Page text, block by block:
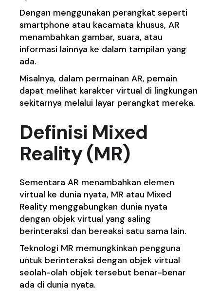
Dengan menggunakan perangkat seperti
smartphone atau kacamata khusus, AR
menambahkan gambar, suara, atau
informasi lainnya ke dalam tampilan yang
ada.
Misalnya, dalam permainan AR, pemain
dapat melihat karakter virtual di lingkungan
sekitarnya melalui layar perangkat mereka.
Definisi Mixed
Reality (MR)
Sementara AR menambahkan elemen
virtual ke dunia nyata, MR atau Mixed
Reality menggabungkan dunia nyata
dengan objek virtual yang saling
berinteraksi dan bereaksi satu sama lain.
Teknologi MR memungkinkan pengguna
untuk berinteraksi dengan objek virtual
seolah-olah objek tersebut benar-benar
ada di dunia nyata.